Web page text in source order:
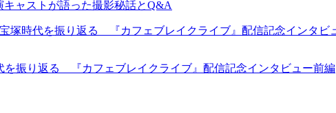
キャストが語った撮影秘話とQ&A
を振り返る 『カフェブレイクライブ』配信記念インタビュー前編